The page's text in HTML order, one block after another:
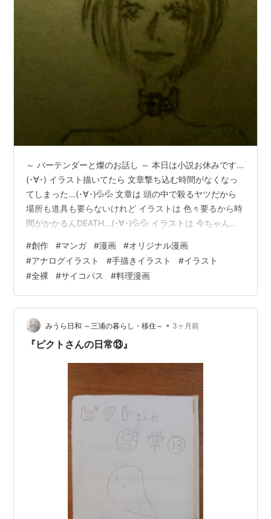
～ バーテンダーと燦のお話し ～ 本日は小説お休みです…
(･∀･) イラスト描いてたら 文章撃ち込む時間がなくなっ
てしまった…(･∀･)💦💦 文章は 頭の中で殺るヤツだから
場所も道具も要らないけれど イラストは 色々要るから時
間がかかるんDEATH…(･∀･)💦💦 イラストは 今ちゃんと
∀･)♡ 恒例？の 超健全なマンガ♪(･∀･)♡( *´艸｀) いつも
どーり♪(･∀･)♡ 曇り無き眼で 汚れ無き心で 純粋にお愉し
みいただければと思います( *´艸｀) 今回のマンガは 燐
と バーテンダーさん の お話しです♪(･∀･)♡ 安心…
#創作 #マンガ #漫画 #オリジナル漫画
#アナログイラスト #手描きイラスト #イラスト
#全裸 #サイコパス #料理漫画
みうら日和 ～三浦の暮らし・移住～ • 3ヶ月前
『ピクトさんの日常⑬』